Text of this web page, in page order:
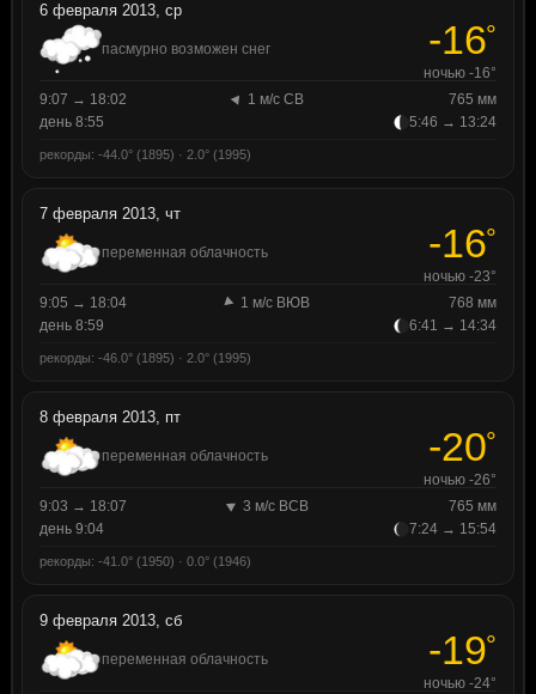
6 февраля 2013, ср
пасмурно возможен снег -16°
ночью -16°
9:07 → 18:02
1 м/с СВ
765 мм
день 8:55
5:46 → 13:24
рекорды: -44.0° (1895) · 2.0° (1995)
7 февраля 2013, чт
переменная облачность -16°
ночью -23°
9:05 → 18:04
1 м/с ВЮВ
768 мм
день 8:59
6:41 → 14:34
рекорды: -46.0° (1895) · 2.0° (1995)
8 февраля 2013, пт
переменная облачность -20°
ночью -26°
9:03 → 18:07
3 м/с ВСВ
765 мм
день 9:04
7:24 → 15:54
рекорды: -41.0° (1950) · 0.0° (1946)
9 февраля 2013, сб
переменная облачность -19°
ночью -24°